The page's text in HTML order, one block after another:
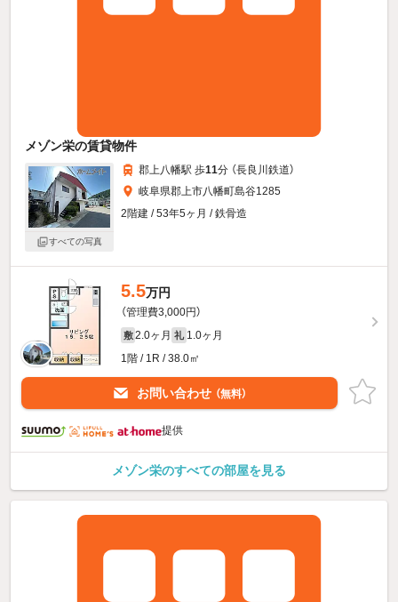
メゾン栄の賃貸物件
すべての写真
郡上八幡駅 歩11分 （長良川鉄道）
岐阜県郡上市八幡町島谷1285
2階建 / 53年5ヶ月 / 鉄骨造
5.5万円
（管理費3,000円）
敷 2.0ヶ月 礼 1.0ヶ月
1階 / 1R / 38.0㎡
お問い合わせ （無料）
提供
メゾン栄のすべての部屋を見る